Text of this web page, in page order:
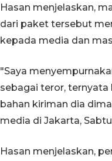
Hasan menjelaskan,
dari paket tersebut
kepada media dan
"Saya
sebagai teror, ternyata
bahan kiriman dia
media di Jakarta,
Hasan menjelaskan,